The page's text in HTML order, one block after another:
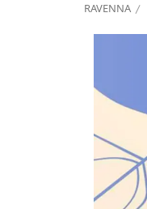
RAVENNA